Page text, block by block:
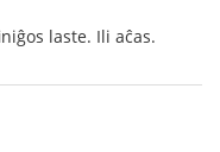
laste. Ili aĉas.